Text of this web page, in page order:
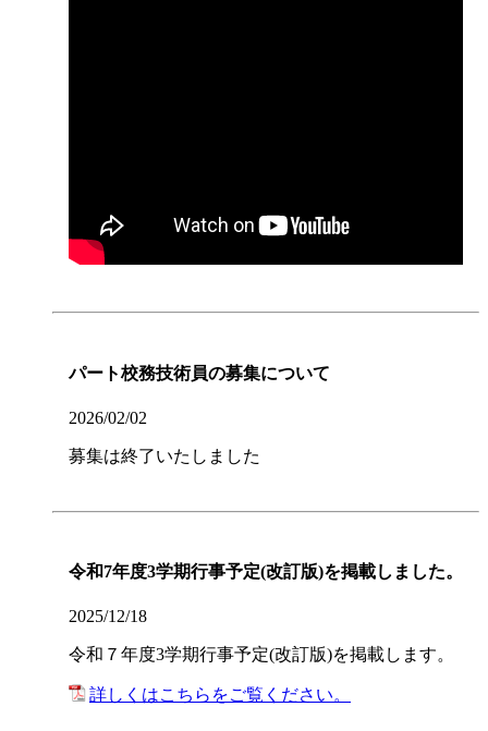
パート校務技術員の募集について
2026/02/02
募集は終了いたしました
令和7年度3学期行事予定(改訂版)を掲載しました。
2025/12/18
令和７年度3学期行事予定(改訂版)を掲載します。
詳しくはこちらをご覧ください。